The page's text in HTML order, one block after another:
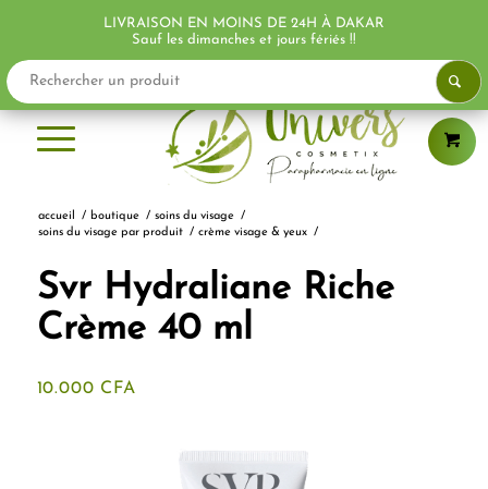
accueil / boutique / soins du visage
/
soins du visage par produit / crème visage & yeux /
Svr Hydraliane Riche
Crème 40 ml
10.000 CFA
LIVRAISON EN MOINS DE 24H À DAKAR
Sauf les dimanches et jours fériés !!